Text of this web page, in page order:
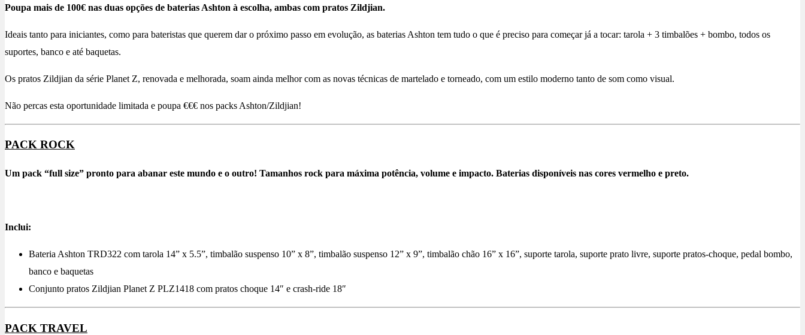
Poupa mais de 100€ nas duas opções de baterias Ashton à escolha, ambas com pratos Zildjian.
Ideais tanto para iniciantes, como para bateristas que querem dar o próximo passo em evolução, as baterias Ashton tem tudo o que é preciso para começar já a tocar: tarola + 3 timbalões + bombo, todos os
suportes, banco e até baquetas.
Os pratos Zildjian da série Planet Z, renovada e melhorada, soam ainda melhor com as novas técnicas de martelado e torneado, com um estilo moderno tanto de som como visual.
Não percas esta oportunidade limitada e poupa €€€ nos packs Ashton/Zildjian!
PACK ROCK
Um pack “full size” pronto para abanar este mundo e o outro! Tamanhos rock para máxima potência, volume e impacto. Baterias disponíveis nas cores vermelho e preto.
Inclui:
Bateria Ashton TRD322 com tarola 14” x 5.5”, timbalão suspenso 10” x 8”, timbalão suspenso 12” x 9”, timbalão chão 16” x 16”, suporte tarola, suporte prato livre, suporte pratos-choque, pedal bombo,
banco e baquetas
Conjunto pratos Zildjian Planet Z PLZ1418 com pratos choque 14″ e crash-ride 18″
PACK TRAVEL